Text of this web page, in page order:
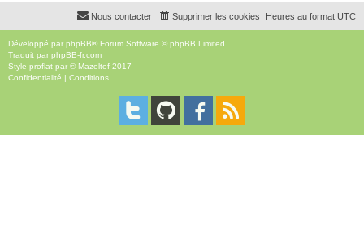
r
c
Heures au format UTC
Supprimer les cookies
Nous contacter
Développé par phpBB® Forum Software © phpBB Limited
Traduit par phpBB-fr.com
Style proflat par © Mazeltof 2017
Confidentialité | Conditions